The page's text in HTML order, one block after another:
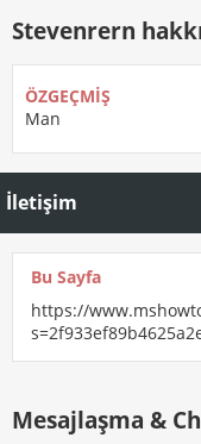
Stevenrern
ÖZGEÇMIŞ
Man
İletişim
Bu Sayfa
https://
Mesajlaşma &